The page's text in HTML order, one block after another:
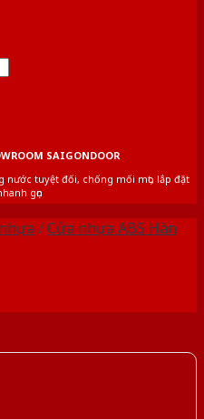
SAIGONDOOR
nước tuyệt đối, chống mối mọt, lắp đặt
gọn
/Cửa nhựa ABS Hàn